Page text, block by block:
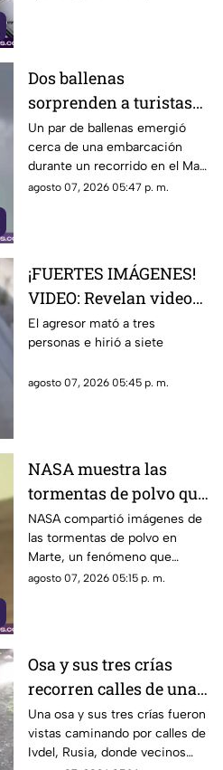
Dos ballenas
sorprenden a turistas
durante avistamiento
en el Mar de Cortés
Un par de ballenas emergió
cerca de una embarcación
durante un recorrido en el Mar
de Cortés. El avistamiento fue
agosto 07, 2026 05:47 p. m.
¡FUERTES IMÁGENES!
VIDEO: Revelan videos
de seguridad del tiroteo
realizado en famosa
hamburguesas en
El agresor mató a tres
personas e hirió a siete
agosto 07, 2026 05:45 p. m.
NASA muestra las
tormentas de polvo que
cubren Marte
NASA compartió imágenes de
las tormentas de polvo en
Marte, un fenómeno que
puede extenderse por miles de
agosto 07, 2026 05:15 p. m.
Osa y sus tres crías
recorren calles de una
ciudad en Rusia
Una osa y sus tres crías fueron
vistas caminando por calles de
Ivdel, Rusia, donde vecinos